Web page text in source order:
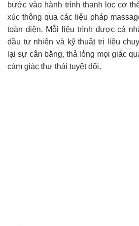
bước vào hành trình thanh lọc cơ
xúc thông qua các liệu pháp
toàn diện. Mỗi liệu trình được cá
dầu tự nhiên và kỹ thuật trị liệu
lại sự cân bằng, thả lỏng mọi giác
cảm giác thư thái tuyệt đối.